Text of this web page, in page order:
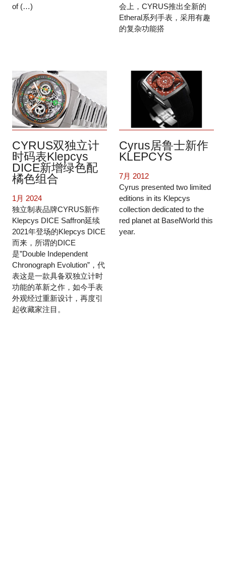
of (…)
会上，CYRUS推出全新的
Etheral系列手表，采用有趣
的复杂功能搭
CYRUS双独立计
时码表Klepcys
DICE新增绿色配
橘色组合
1月 2024
独立制表品牌CYRUS新作
Klepcys DICE Saffron延续
2021年登场的Klepcys DICE
而来，所谓的DICE
是”Double Independent
Chronograph Evolution”，代
表这是一款具备双独立计时
功能的革新之作，如今手表
外观经过重新设计，再度引
起收藏家注目。
Cyrus居鲁士新作
KLEPCYS
7月 2012
Cyrus presented two limited
editions in its Klepcys
collection dedicated to the
red planet at BaselWorld this
year.